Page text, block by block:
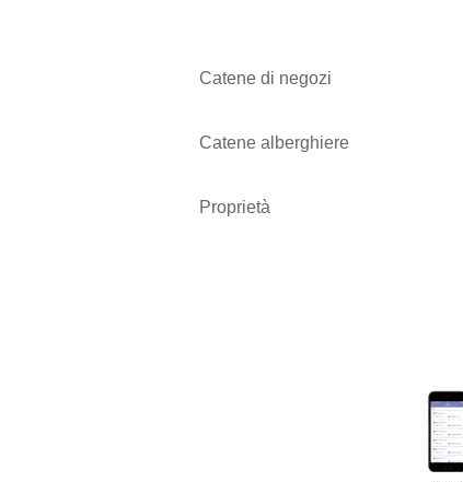
Catene di negozi
Catene alberghiere
Proprietà